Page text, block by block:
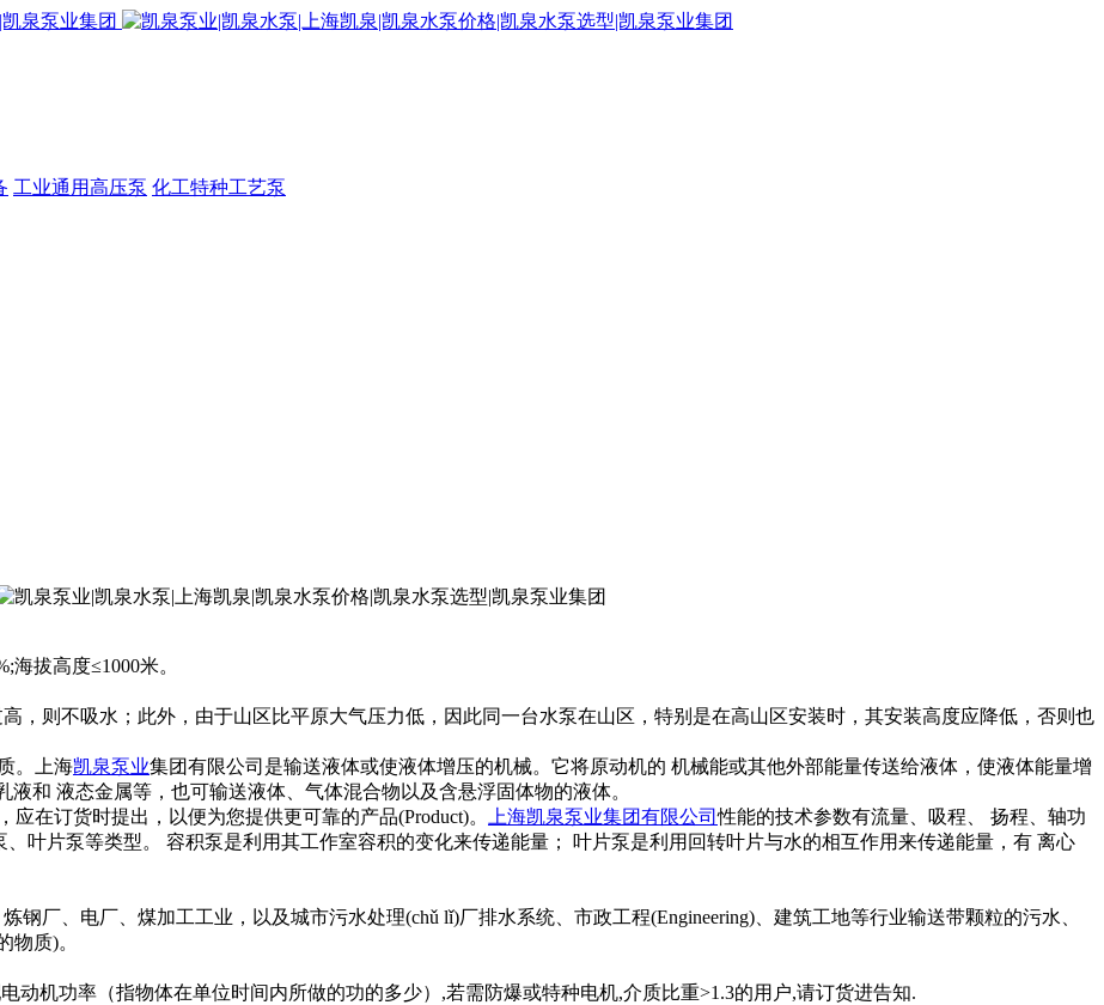
工业通用高压泵 化工特种工艺泵
拔高度≤1000米。
，则不吸水；此外，由于山区比平原大气压力低，因此同一台水泵在山区，特别是在高山区安装时，其安装高度应降低，否则也
。上海凯泉泵业集团有限公司是输送液体或使液体增压的机械。它将原动机的 机械能或其他外部能量传送给液体，使液体能量增
和 液态金属等，也可输送液体、气体混合物以及含悬浮固体物的液体。
订货时提出，以便为您提供更可靠的产品(Product)。
上海凯泉泵业集团有限公司性能的技术参数有流量、吸程、 扬程、轴功
叶片泵等类型。 容积泵是利用其工作室容积的变化来传递能量； 叶片泵是利用回转叶片与水的相互作用来传递能量，有 离心
、电厂、煤加工工业，以及城市污水处理(chǔ lǐ)厂排水系统、市政工程(Engineering)、建筑工地等行业输送带颗粒的污水、
物质)。
机功率（指物体在单位时间内所做的功的多少）,若需防爆或特种电机,介质比重>1.3的用户,请订货进告知.